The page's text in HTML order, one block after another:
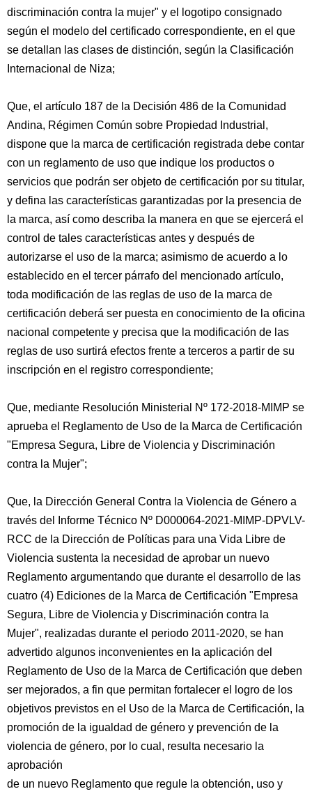
discriminación contra la mujer" y el logotipo consignado
según el modelo del certificado correspondiente, en el que
se detallan las clases de distinción, según la Clasificación
Internacional de Niza;
Que, el artículo 187 de la Decisión 486 de la Comunidad
Andina, Régimen Común sobre Propiedad Industrial,
dispone que la marca de certificación registrada debe contar
con un reglamento de uso que indique los productos o
servicios que podrán ser objeto de certificación por su titular,
y defina las características garantizadas por la presencia de
la marca, así como describa la manera en que se ejercerá el
control de tales características antes y después de
autorizarse el uso de la marca; asimismo de acuerdo a lo
establecido en el tercer párrafo del mencionado artículo,
toda modificación de las reglas de uso de la marca de
certificación deberá ser puesta en conocimiento de la oficina
nacional competente y precisa que la modificación de las
reglas de uso surtirá efectos frente a terceros a partir de su
inscripción en el registro correspondiente;
Que, mediante Resolución Ministerial Nº 172-2018-MIMP se
aprueba el Reglamento de Uso de la Marca de Certificación
"Empresa Segura, Libre de Violencia y Discriminación
contra la Mujer";
Que, la Dirección General Contra la Violencia de Género a
través del Informe Técnico Nº D000064-2021-MIMP-DPVLV-
RCC de la Dirección de Políticas para una Vida Libre de
Violencia sustenta la necesidad de aprobar un nuevo
Reglamento argumentando que durante el desarrollo de las
cuatro (4) Ediciones de la Marca de Certificación "Empresa
Segura, Libre de Violencia y Discriminación contra la
Mujer", realizadas durante el periodo 2011-2020, se han
advertido algunos inconvenientes en la aplicación del
Reglamento de Uso de la Marca de Certificación que deben
ser mejorados, a fin que permitan fortalecer el logro de los
objetivos previstos en el Uso de la Marca de Certificación, la
promoción de la igualdad de género y prevención de la
violencia de género, por lo cual, resulta necesario la
aprobación
de un nuevo Reglamento que regule la obtención, uso y